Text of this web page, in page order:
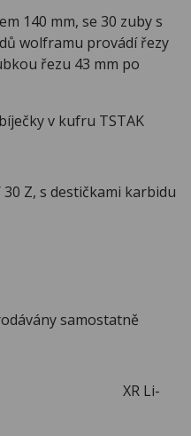
140 mm, se 30 zuby s
wolframu provádí řezy
řezu 43 mm po
v kufru TSTAK
Z, s destičkami karbidu
samostatně
XR Li-